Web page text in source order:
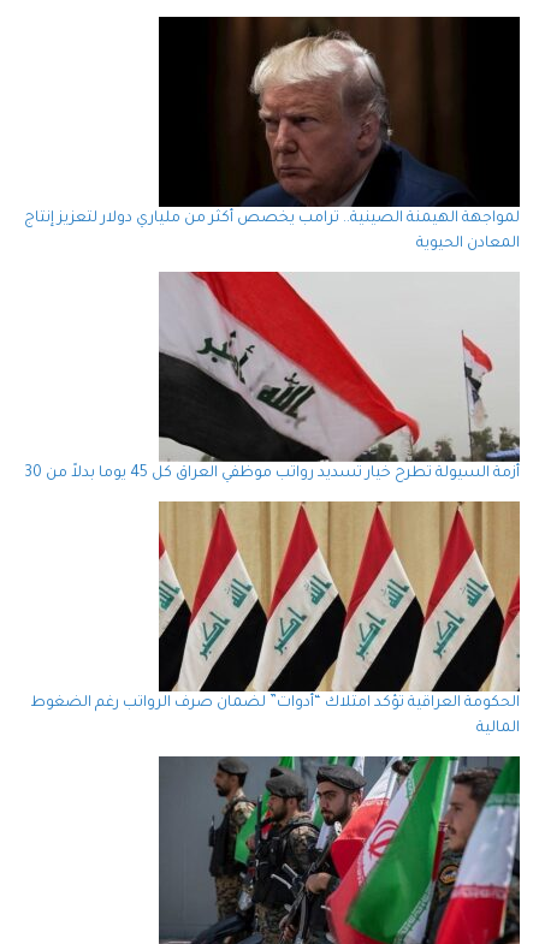
لمواجهة الهيمنة الصينية.. ترامب يخصص أكثر من ملياري دولار لتعزيز إنتاج
المعادن الحيوية
أزمة السيولة تطرح خيار تسديد رواتب موظفي العراق كل 45 يوما بدلاً من 30
الحكومة العراقية تؤكد امتلاك “أدوات” لضمان صرف الرواتب رغم الضغوط
المالية